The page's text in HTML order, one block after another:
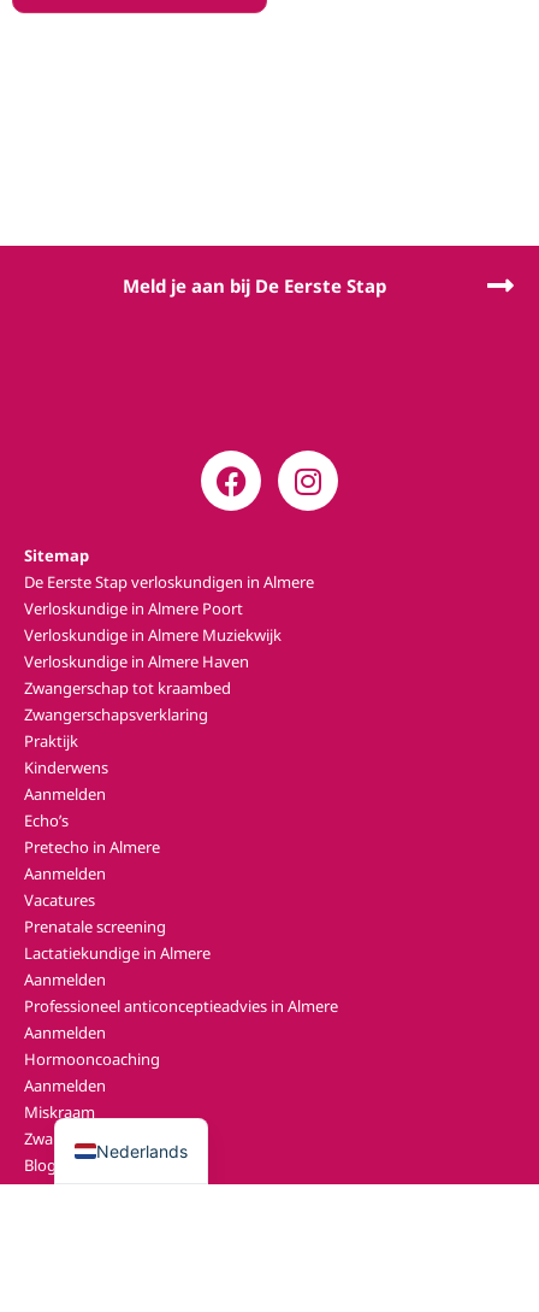
Meld je aan bij De Eerste Stap
Sitemap
De Eerste Stap verloskundigen in Almere
Verloskundige in Almere Poort
Verloskundige in Almere Muziekwijk
Verloskundige in Almere Haven
Zwangerschap tot kraambed
Zwangerschapsverklaring
Praktijk
Kinderwens
Aanmelden
Echo’s
Pretecho in Almere
Aanmelden
Vacatures
Prenatale screening
Lactatiekundige in Almere
Aanmelden
Professioneel anticonceptieadvies in Almere
Aanmelden
Hormooncoaching
Aanmelden
Miskraam
Zwangerschapscalculator
Blog
Contact
Nederlands